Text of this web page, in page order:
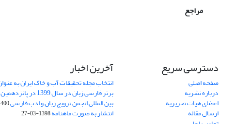
مراجع
دسترسی سریع
صفحه اصلی
درباره نشریه
اعضای هیات تحریریه
ارسال مقاله
آخرین اخبار
انتخاب مجله تحقیقات آب و خاک ایران به
برتر فارسی زبان در سال
بین المللی انجمن ترویج زبان و ادب فارسی03-17
انتشار به صورت ماهنامه1398-03-27